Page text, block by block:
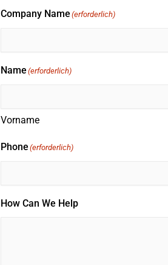
Company Name (erforderlich)
Name (erforderlich)
Vorname
Phone (erforderlich)
How Can We Help